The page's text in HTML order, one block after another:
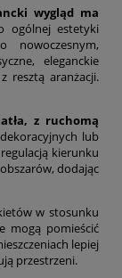
wygląd ma
ogólnej estetyki
eleganckie
resztą aranżacji.
z ruchomą
lub
kierunku
dodając
w stosunku
mogą pomieścić
lepiej
przestrzeni.